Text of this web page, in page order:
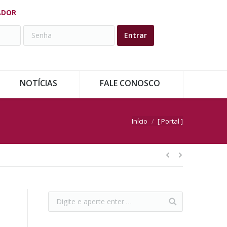
NOTÍCIAS FALE CONOSCO
Você está aqui:
Início [ Portal ]